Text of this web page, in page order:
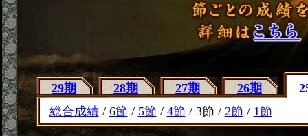
29期 28期 27期 26期
総合成績/ 6節 / 5節 / 4節 / 3節 / 2節 / 1節